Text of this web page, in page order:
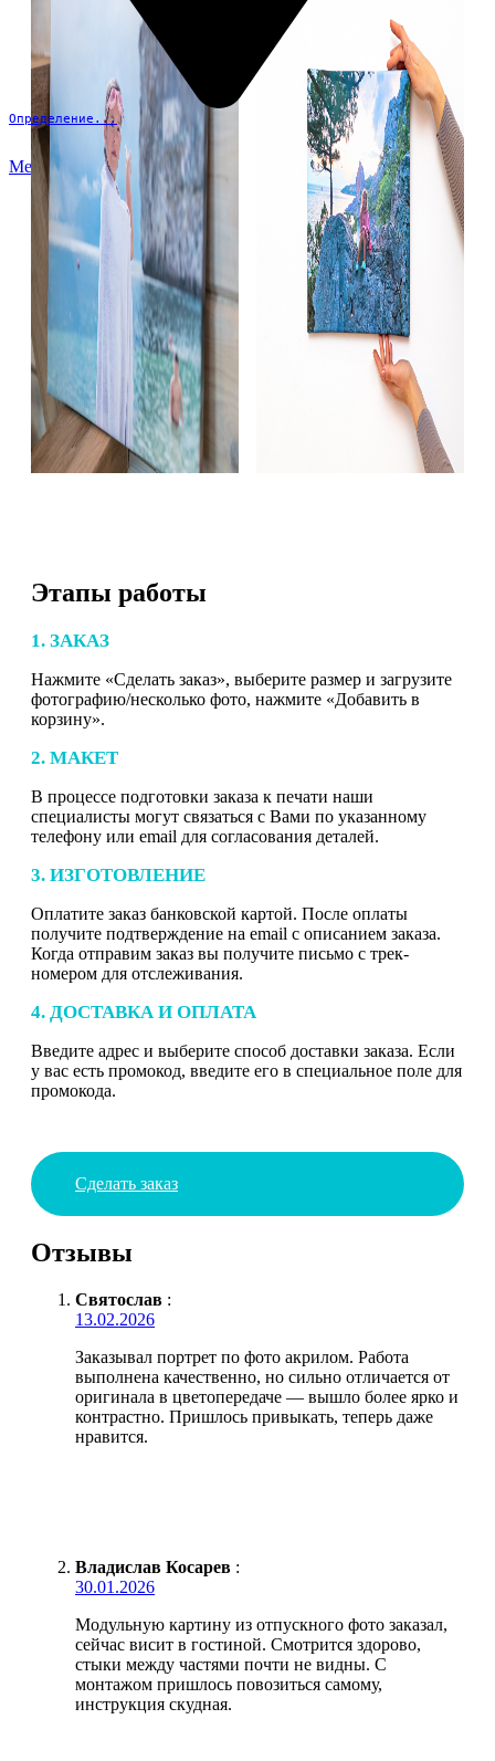
Определение...
Меню
Этапы работы
1. ЗАКАЗ
Нажмите «Сделать заказ», выберите размер и загрузите
фотографию/несколько фото, нажмите «Добавить в
корзину».
2. МАКЕТ
В процессе подготовки заказа к печати наши
специалисты могут связаться с Вами по указанному
телефону или email для согласования деталей.
3. ИЗГОТОВЛЕНИЕ
Оплатите заказ банковской картой. После оплаты
получите подтверждение на email с описанием заказа.
Когда отправим заказ вы получите письмо с трек-
номером для отслеживания.
4. ДОСТАВКА И ОПЛАТА
Введите адрес и выберите способ доставки заказа. Если
у вас есть промокод, введите его в специальное поле для
промокода.
Сделать заказ
Отзывы
Святослав :
13.02.2026
Заказывал портрет по фото акрилом. Работа
выполнена качественно, но сильно отличается от
оригинала в цветопередаче — вышло более ярко и
контрастно. Пришлось привыкать, теперь даже
нравится.
Владислав Косарев :
30.01.2026
Модульную картину из отпускного фото заказал,
сейчас висит в гостиной. Смотрится здорово,
стыки между частями почти не видны. С
монтажом пришлось повозиться самому,
инструкция скудная.